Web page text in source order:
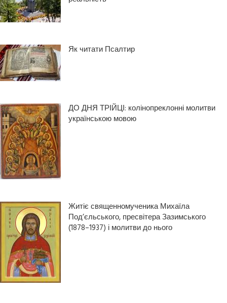
Як читати Псалтир
ДО ДНЯ ТРІЙЦІ: колінопреклонні молитви
українською мовою
Житіє священномученика Михаїла
Под’єльського, пресвітера Зазимського
(1878–1937) і молитви до нього